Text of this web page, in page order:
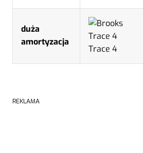
duża
amortyzacja
Trace 4
REKLAMA